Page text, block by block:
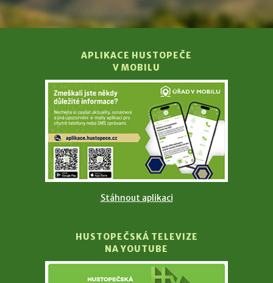
APLIKACE HUSTOPEČE
V MOBILU
Stáhnout aplikaci
HUSTOPEČSKÁ TELEVIZE
NA YOUTUBE